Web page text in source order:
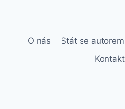
O nás Stát se autorem
Kontakt